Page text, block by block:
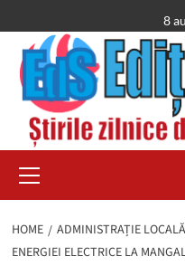
to
content
8
Menu
HOME ADMINISTRAȚIE LOCALĂ
ENERGIEI ELECTRICE LA